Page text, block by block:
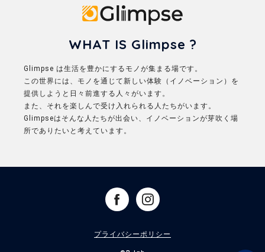
WHAT IS Glimpse ?
Glimpse は生活を豊かにするモノが集まる場です。
この世界には、モノを通じて新しい体験（イノベーション）を
提供しようと日々前進する人々がいます。
また、それを楽しんで受け入れられる人たちがいます。
Glimpseはそんな人たちが出会い、イノベーションが芽吹く場
所でありたいと考えています。
プライバシーポリシー